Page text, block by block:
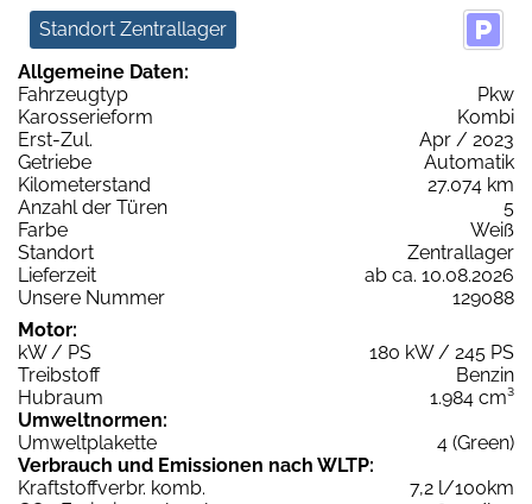
Standort Zentrallager
Allgemeine Daten:
Fahrzeugtyp
Pkw
Karosserieform
Kombi
Erst-Zul.
Apr / 2023
Getriebe
Automatik
Kilometerstand
27.074 km
Anzahl der Türen
5
Farbe
Weiß
Standort
Zentrallager
Lieferzeit
ab ca. 10.08.2026
Unsere Nummer
129088
Motor:
kW / PS
180 kW / 245 PS
Treibstoff
Benzin
Hubraum
1.984 cm³
Umweltnormen:
Umweltplakette
4 (Green)
Verbrauch und Emissionen nach WLTP:
Kraftstoffverbr. komb.
7,2 l/100km